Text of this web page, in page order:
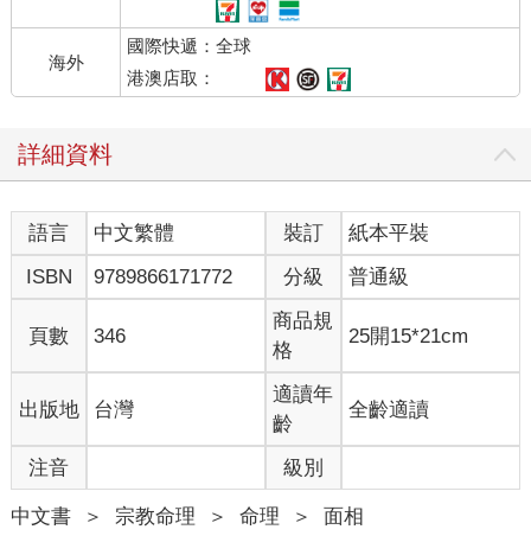
海外
國際快遞：全球
港澳店取：
詳細資料
語言 中文繁體 裝訂
紙本平裝
ISBN
9789866171772 分級 普通級
頁數 346
商品規
格
25開15*21cm
出版地 台灣
適讀年
齡
全齡適讀
注音 級別
中文書 ＞ 宗教命理 ＞ 命理 ＞ 面相